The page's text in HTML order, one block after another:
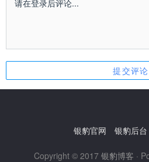
银豹官网 银豹后台
Copyright © 2017 银豹博客 ·